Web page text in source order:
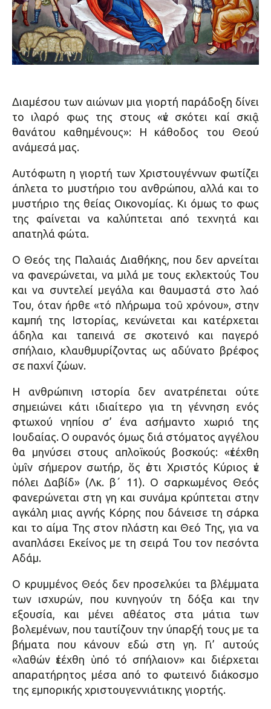
Διαμέσου των αιώνων μια γιορτή παράδοξη δίνει
το ιλαρό φως της στους «ἐν σκότει καί σκιᾷ
θανάτου καθημένους»: Η κάθοδος του Θεού
ανάμεσά μας.
Αυτόφωτη η γιορτή των Χριστουγέννων φωτίζει
άπλετα το μυστήριο του ανθρώπου, αλλά και το
μυστήριο της θείας Οικονομίας. Κι όμως το φως
της φαίνεται να καλύπτεται από τεχνητά και
απατηλά φώτα.
Ο Θεός της Παλαιάς Διαθήκης, που δεν αρνείται
να φανερώνεται, να μιλά με τους εκλεκτούς Του
και να συντελεί μεγάλα και θαυμαστά στο λαό
Του, όταν ήρθε «τό πλήρωμα τοῦ χρόνου», στην
καμπή της Ιστορίας, κενώνεται και κατέρχεται
άδηλα και ταπεινά σε σκοτεινό και παγερό
σπήλαιο, κλαυθμυρίζοντας ως αδύνατο βρέφος
σε παχνί ζώων.
Η ανθρώπινη ιστορία δεν ανατρέπεται ούτε
σημειώνει κάτι ιδιαίτερο για τη γέννηση ενός
φτωχού νηπίου σ’ ένα ασήμαντο χωριό της
Ιουδαίας. Ο ουρανός όμως διά στόματος αγγέλου
θα μηνύσει στους απλοϊκούς βοσκούς: «ἐτέχθη
ὑμῖν σήμερον σωτήρ, ὅς ἐστι Χριστός Κύριος ἐν
πόλει Δαβίδ» (Λκ. β΄ 11). Ο σαρκωμένος Θεός
φανερώνεται στη γη και συνάμα κρύπτεται στην
αγκάλη μιας αγνής Κόρης που δάνεισε τη σάρκα
και το αίμα Της στον πλάστη και Θεό Της, για να
αναπλάσει Εκείνος με τη σειρά Του τον πεσόντα
Αδάμ.
Ο κρυμμένος Θεός δεν προσελκύει τα βλέμματα
των ισχυρών, που κυνηγούν τη δόξα και την
εξουσία, και μένει αθέατος στα μάτια των
βολεμένων, που ταυτίζουν την ύπαρξή τους με τα
βήματα που κάνουν εδώ στη γη. Γι’ αυτούς
«λαθών ἐτέχθη ὑπό τό σπήλαιον» και διέρχεται
απαρατήρητος μέσα από το φωτεινό διάκοσμο
της εμπορικής χριστουγεννιάτικης γιορτής.